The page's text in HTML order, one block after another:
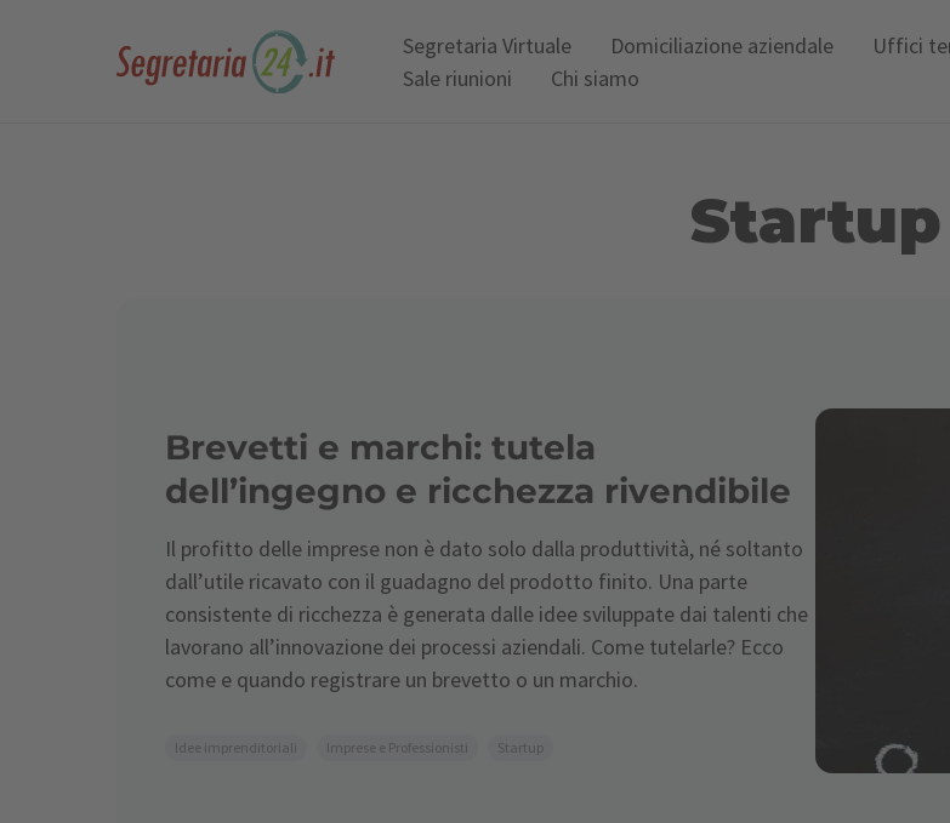
Segretaria Virtuale Domiciliazione aziendale
Uffici
Sale riunioni
Chi siamo
Startup
Brevetti e marchi: tutela
dell’ingegno e ricchezza rivendibile
Il profitto delle imprese non è dato solo dalla produttività, né soltanto
dall’utile ricavato con il guadagno del prodotto finito. Una parte
consistente di ricchezza è generata dalle idee sviluppate dai talenti che
lavorano all’innovazione dei processi aziendali. Come tutelarle? Ecco
come e quando registrare un brevetto o un marchio.
Idee imprenditoriali Imprese e Professionisti Startup